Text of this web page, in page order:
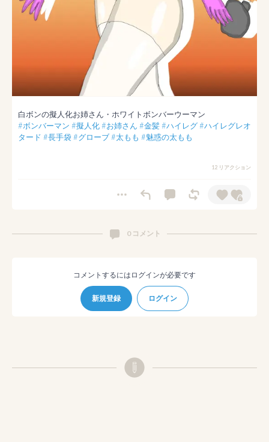
#ボンバーマン #擬人化#お姉さん #金髪#ハイレグ#ハイレグレオ
タード #長手袋#グローブ#太もも #魅惑の太もも
12 リアクション
0 コメント
コメントするにはログインが必要です
新規登録 ログイン